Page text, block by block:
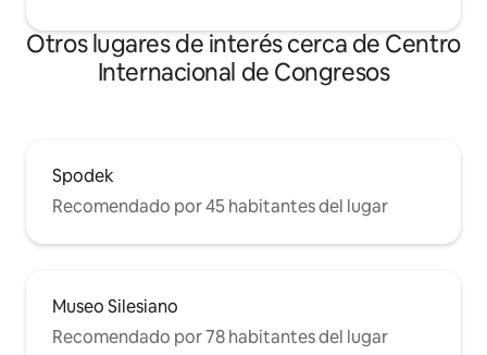
Otros lugares de interés cerca de Centro
Internacional de Congresos
Spodek
Recomendado por 45 habitantes del lugar
Museo Silesiano
Recomendado por 78 habitantes del lugar